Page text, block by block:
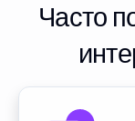
Часто